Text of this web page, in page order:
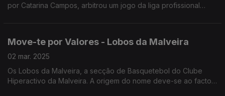
por Catarina Campos, arbitrou um jogo da liga profissional
Move-te por Valores - Lobos da Malveira
02 mar. 2025
Os Lobos da Malveira, a secção de Basquetebol do Clube
Hiperactivo da Malveira. A origem do nome deve-se ao facto